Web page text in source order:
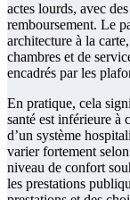
actes lourds, avec
remboursement. Le
architecture à la
chambres et de
encadrés par les
En pratique, cela
santé est inférieure à
d’un système
varier fortement
niveau de confort
les prestations